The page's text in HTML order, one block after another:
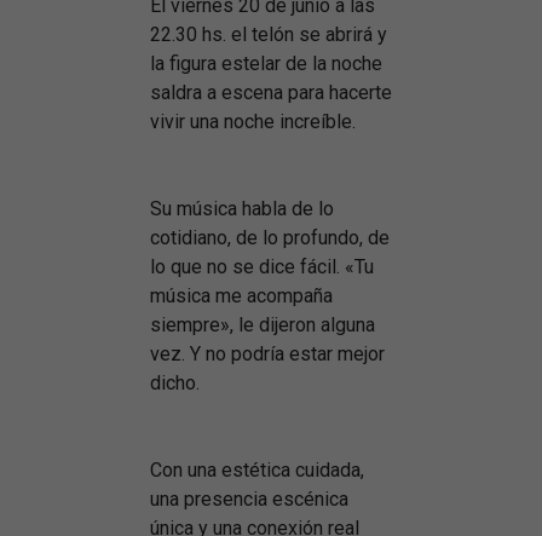
El viernes 20 de junio a las
22.30 hs. el telón se abrirá y
la figura estelar de la noche
saldra a escena para hacerte
vivir una noche increíble.
Su música habla de lo
cotidiano, de lo profundo, de
lo que no se dice fácil. «Tu
música me acompaña
siempre», le dijeron alguna
vez. Y no podría estar mejor
dicho.
Con una estética cuidada,
una presencia escénica
única y una conexión real